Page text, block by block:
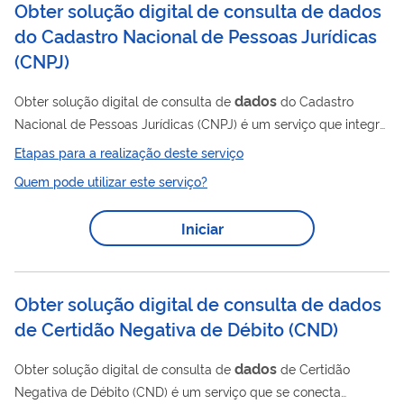
Obter solução digital de consulta de dados
do Cadastro Nacional de Pessoas Jurídicas
(CNPJ)
Obter solução digital de consulta de dados do Cadastro
Nacional de Pessoas Jurídicas (CNPJ) é um serviço que integra,
de forma segura, aplicativos terceiros ao Cadastro Nacional de
Pessoa Jurídica, por meio de uma interface de processamento
de aplicações entre um servidor da Web e um navegador da
CNPJ aos sistemas de sua empresa, diretamente
Etapas para a realização deste serviço
Quem pode utilizar este serviço?
Iniciar
Obter solução digital de consulta de dados
de Certidão Negativa de Débito (CND)
Obter solução digital de consulta de dados de Certidão
Negativa de Débito (CND) é um serviço que se conecta